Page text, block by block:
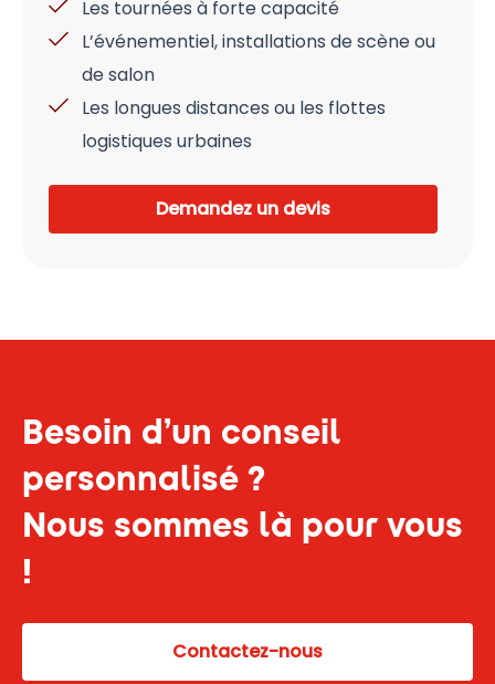
Les tournées à forte capacité
L’événementiel, installations de scène ou
de salon
Les longues distances ou les flottes
logistiques urbaines
Demandez un devis
Besoin d’un conseil
personnalisé ?
Nous sommes là pour vous
!
Contactez-nous